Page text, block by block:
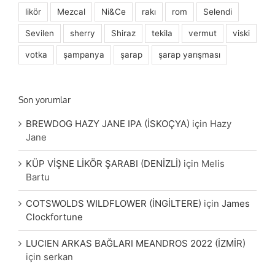
likör Mezcal Ni&Ce rakı rom Selendi
Sevilen sherry Shiraz tekila vermut viski
votka şampanya şarap şarap yarışması
Son yorumlar
BREWDOG HAZY JANE IPA (İSKOÇYA) için Hazy
Jane
KÜP VİŞNE LİKÖR ŞARABI (DENİZLİ) için Melis
Bartu
COTSWOLDS WILDFLOWER (İNGİLTERE) için James
Clockfortune
LUCIEN ARKAS BAĞLARI MEANDROS 2022 (İZMİR)
için serkan